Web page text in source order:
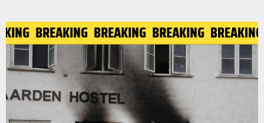
BREAKING BREAKING BREAKING BREAKING